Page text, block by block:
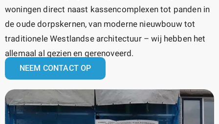
woningen direct naast kassencomplexen tot panden in
de oude dorpskernen, van moderne nieuwbouw tot
traditionele Westlandse architectuur – wij hebben het
allemaal al gezien en gerenoveerd.
NEEM CONTACT OP